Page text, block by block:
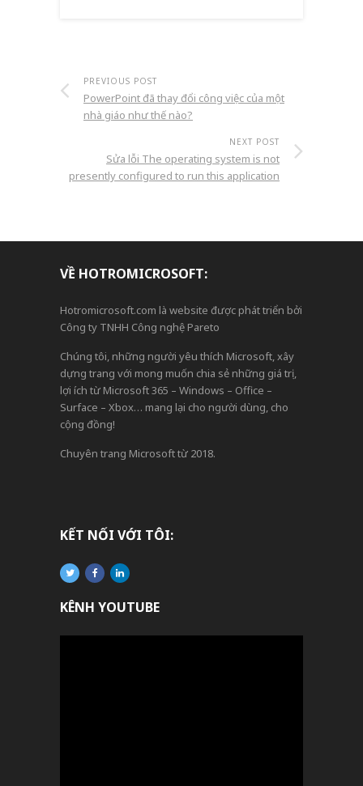
PREVIOUS POST
PowerPoint đã thay đổi công việc của một
nhà giáo như thế nào?
NEXT POST
Sửa lỗi The operating system is not
presently configured to run this application
VỀ HOTROMICROSOFT:
Hotromicrosoft.com là website được phát triển bởi
Công ty TNHH Công nghệ Pareto
Chúng tôi, những người yêu thích Microsoft, xây
dựng trang với mong muốn chia sẻ những giá trị,
lợi ích từ Microsoft 365 – Windows – Office –
Surface – Xbox… mang lại cho người dùng, cho
cộng đồng!
Chuyên trang Microsoft từ 2018.
KẾT NỐI VỚI TÔI:
KÊNH YOUTUBE